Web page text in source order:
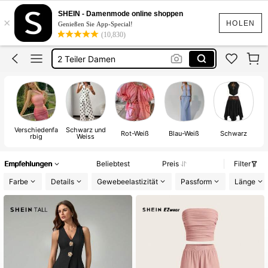
HOLEN
×
SHEIN - Damenmode online shoppen
Genießen Sie App-Special!
(10,830)
Zwei Teiler Damen
Zweiteiler
Zwei Teiler Damen Sommer
2 Teiler Damen
Zwei Teiler Damen
Verschiedenfa
rbig
Schwarz und
Weiss Rot-Weiß Blau-Weiß Schwarz
Empfehlungen Beliebtest Preis
Filter
Farbe
Details Gewebeelastizität Passform Länge